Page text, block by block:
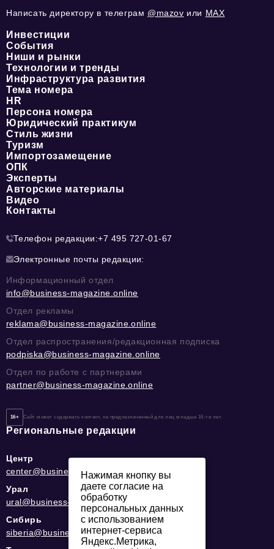
Написать директору в телеграм @mazov или MAX
Инвестиции
События
Ниши и рынки
Технологии и тренды
Инфраструктура развития
Тема номера
HR
Персона номера
Юридический практикум
Стиль жизни
Туризм
Импортозамещение
ОПК
Эксперты
Авторские материалы
Видео
Контакты
Телефон редакции:+7 495 727-01-67
Электронные почты редакции:
Информационный отдел
info@business-magazine.online
Отдел рекламы
reklama@business-magazine.online
Отдел распространения/редакционная подписка
podpiska@business-magazine.online
Отдел по работе с партнерами
partner@business-magazine.online
16+ Сайт может содержать контент, не предназначенный для лиц младше 16-ти лет.
Региональные редакции
Центр
center@business-magazine.online
Урал
ural@business-magazine.online
Сибирь
siberia@business-magazine.online
Нажимая кнопку вы
даете согласие на
обработку
персональных данных
с использованием
интернет-сервиса
Яндекс.Метрика,